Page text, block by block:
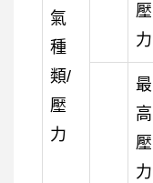
氣
種
類/
壓
力
壓
力
最
高
壓
力